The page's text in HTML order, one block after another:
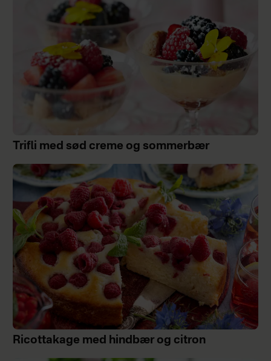
Trifli med sød creme og sommerbær
Ricottakage med hindbær og citron